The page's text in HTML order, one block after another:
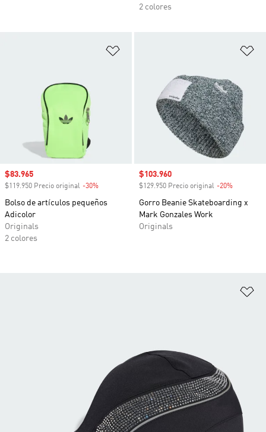
2 colores
Precio de venta
$83.965
$119.950 Precio original -30%
Bolso de artículos pequeños
Adicolor
Originals
2 colores
Precio de venta
$103.960
$129.950 Precio original -20%
Gorro Beanie Skateboarding x
Mark Gonzales Work
Originals